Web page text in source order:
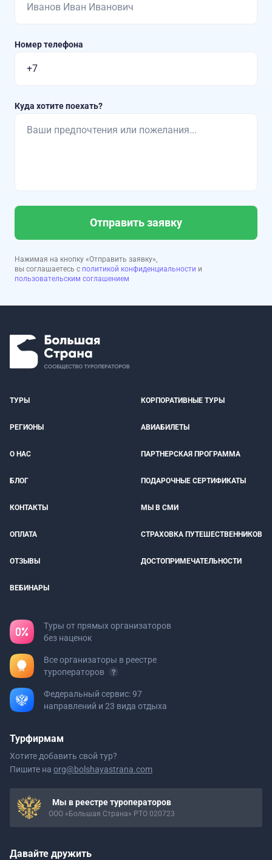
Номер телефона
Куда хотите поехать?
Отправить заявку
Нажимая на кнопку «Отправить заявку»,
вы соглашаетесь с политикой конфиденциальности и
пользовательским соглашением
ТУРЫ КОРПОРАТИВНЫЕ ТУРЫ
РЕГИОНЫ АВИАБИЛЕТЫ
О НАС ПАРТНЕРСКАЯ ПРОГРАММА
БЛОГ ПОДАРОЧНЫЕ СЕРТИФИКАТЫ
КОНТАКТЫ МЫ В СМИ
ОПЛАТА СТРАХОВКА ПУТЕШЕСТВЕННИКОВ
ОТЗЫВЫ ДОСТОПРИМЕЧАТЕЛЬНОСТИ
ВЕБИНАРЫ
Туры от прямых организаторов
без наценок
Все организаторы в реестре
туроператоров
Федеральный сервис: 97
направлений и 23 вида отдыха
Турфирмам
Хотите добавить свой тур?
Пишите на org@bolshayastrana.com
Мы в реестре туроператоров
ООО «Большая Страна» РТО 020723
Давайте дружить